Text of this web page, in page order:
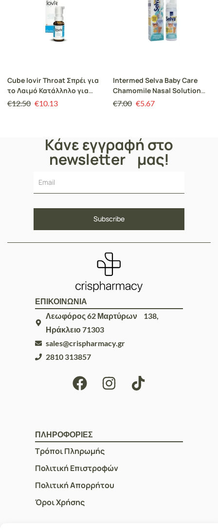
Cube Iovir Throat Σπρέι για
το Λαιμό Κατάλληλο για
Θεραπεία Κατά των Ιογενών
€12.50 €10.13
Intermed Selva Baby Care
Chamomile Nasal Solution
50ml
€7.00 €5.67
Κάνε εγγραφή στο
newsletter μας!
ΕΠΙΚΟΙΝΩΝΙΑ
Λεωφόρος 62 Μαρτύρων 138,
Ηράκλειο 71303
sales@crispharmacy.gr
2810 313857
ΠΛΗΡΟΦΟΡΙΕΣ
Τρόποι Πληρωμής
Πολιτική Επιστροφών
Πολιτική Απορρήτου
Όροι Χρήσης